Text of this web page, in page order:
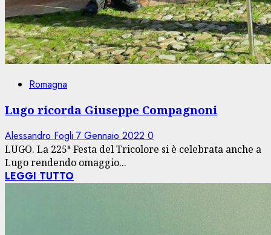
Romagna
Lugo ricorda Giuseppe Compagnoni
Alessandro Fogli 7 Gennaio 2022 0
LUGO. La 225ª Festa del Tricolore si è celebrata anche a
Lugo rendendo omaggio...
LEGGI TUTTO